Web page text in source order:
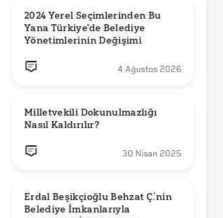
2024 Yerel Seçimlerinden Bu
Yana Türkiye'de Belediye
Yönetimlerinin Değişimi
4 Ağustos 2026
Milletvekili Dokunulmazlığı
Nasıl Kaldırılır?
30 Nisan 2025
Erdal Beşikçioğlu Behzat Ç.’nin
Belediye İmkanlarıyla